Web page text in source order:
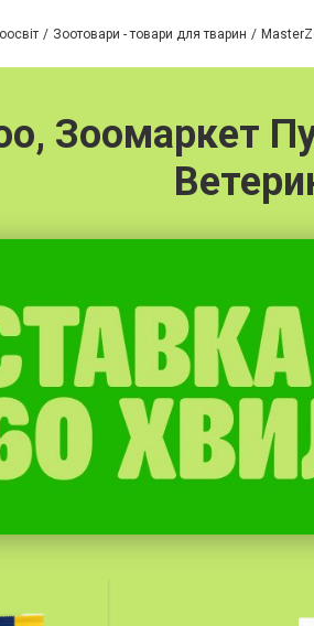
Зоотовари - товари для тварин
Зоомаркет